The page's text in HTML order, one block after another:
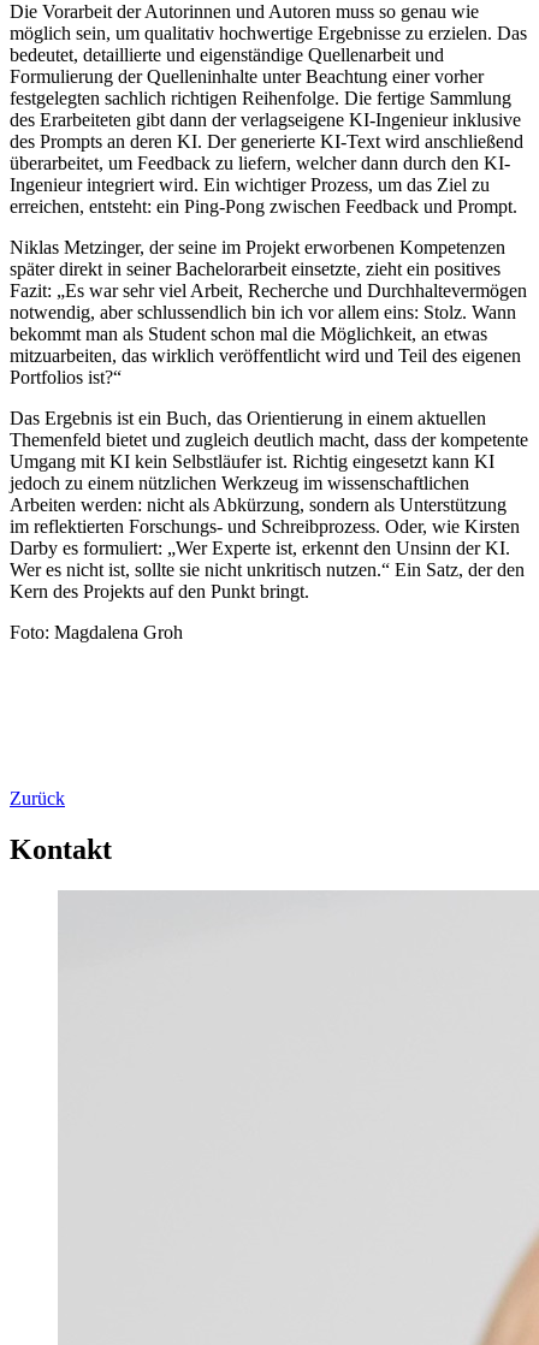
Die Vorarbeit der Autorinnen und Autoren muss so genau wie
möglich sein, um qualitativ hochwertige Ergebnisse zu erzielen. Das
bedeutet, detaillierte und eigenständige Quellenarbeit und
Formulierung der Quelleninhalte unter Beachtung einer vorher
festgelegten sachlich richtigen Reihenfolge. Die fertige Sammlung
des Erarbeiteten gibt dann der verlagseigene KI-Ingenieur inklusive
des Prompts an deren KI. Der generierte KI-Text wird anschließend
überarbeitet, um Feedback zu liefern, welcher dann durch den KI-
Ingenieur integriert wird. Ein wichtiger Prozess, um das Ziel zu
erreichen, entsteht: ein Ping-Pong zwischen Feedback und Prompt.
Niklas Metzinger, der seine im Projekt erworbenen Kompetenzen
später direkt in seiner Bachelorarbeit einsetzte, zieht ein positives
Fazit: „Es war sehr viel Arbeit, Recherche und Durchhaltevermögen
notwendig, aber schlussendlich bin ich vor allem eins: Stolz. Wann
bekommt man als Student schon mal die Möglichkeit, an etwas
mitzuarbeiten, das wirklich veröffentlicht wird und Teil des eigenen
Portfolios ist?“
Das Ergebnis ist ein Buch, das Orientierung in einem aktuellen
Themenfeld bietet und zugleich deutlich macht, dass der kompetente
Umgang mit KI kein Selbstläufer ist. Richtig eingesetzt kann KI
jedoch zu einem nützlichen Werkzeug im wissenschaftlichen
Arbeiten werden: nicht als Abkürzung, sondern als Unterstützung
im reflektierten Forschungs- und Schreibprozess. Oder, wie Kirsten
Darby es formuliert: „Wer Experte ist, erkennt den Unsinn der KI.
Wer es nicht ist, sollte sie nicht unkritisch nutzen.“ Ein Satz, der den
Kern des Projekts auf den Punkt bringt.
Foto: Magdalena Groh
Zurück
Kontakt